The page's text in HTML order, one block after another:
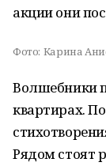
акции они
Фото: Карина
Волшебники
квартирах.
Рядом стоят